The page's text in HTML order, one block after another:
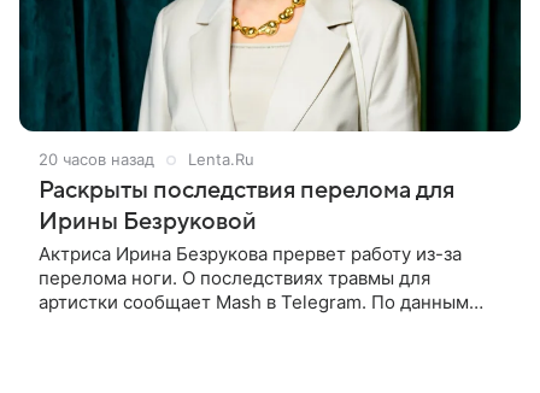
20 часов назад Lenta.Ru
Раскрыты последствия перелома для
Ирины Безруковой
Актриса Ирина Безрукова прервет работу из-за
перелома ноги. О последствиях травмы для
артистки сообщает Mash в Telegram. По данным